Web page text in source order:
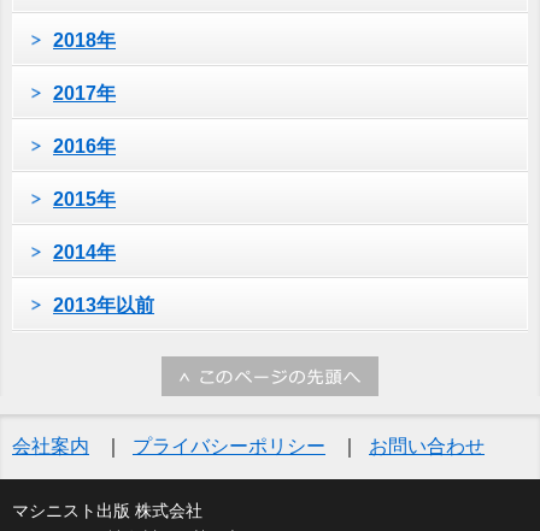
2018年
2017年
2016年
2015年
2014年
2013年以前
会社案内 プライバシーポリシー お問い合わせ
マシニスト出版 株式会社